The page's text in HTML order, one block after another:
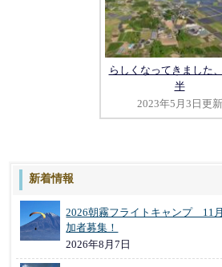
らしくなってきました
半
2023年5月3日更新
新着情報
2026朝霧フライトキャンプ 11
加者募集！
2026年8月7日